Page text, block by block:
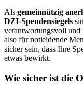
Als gemein­nützig
DZI-Spenden­siegels
verantwortungs­voll und
also für not­leidende
sicher sein, dass Ihre
etwas bewirkt.
Wie sicher ist die